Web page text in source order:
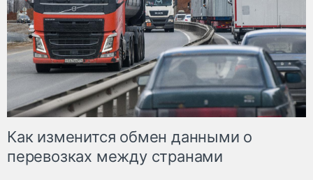
Как изменится обмен данными о
перевозках между странами